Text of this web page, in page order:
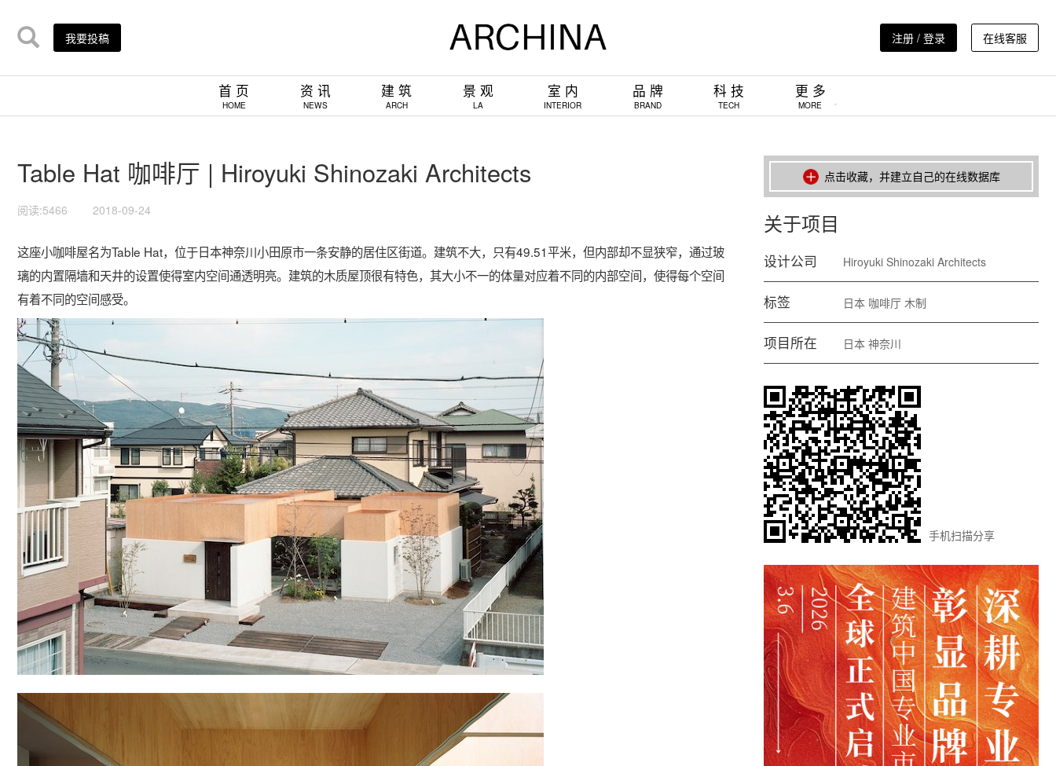
我要投稿 注册 / 登录 在线客服
首 页
HOME
资 讯
NEWS
建 筑
ARCH
景 观
LA
室 内
INTERIOR
品 牌
BRAND
科 技
TECH
更 多
MORE
Table Hat 咖啡厅 | Hiroyuki Shinozaki Architects
阅读:5466 2018-09-24
这座小咖啡屋名为Table Hat，位于日本神奈川小田原市一条安静的居住区街道。建筑不大，只有49.51平米，但内部却不显狭窄，通过玻
璃的内置隔墙和天井的设置使得室内空间通透明亮。建筑的木质屋顶很有特色，其大小不一的体量对应着不同的内部空间，使得每个空间
有着不同的空间感受。
点击收藏，并建立自己的在线数据库
关于项目
设计公司 Hiroyuki Shinozaki Architects
标签 日本 咖啡厅 木制
项目所在 日本 神奈川
手机扫描分享